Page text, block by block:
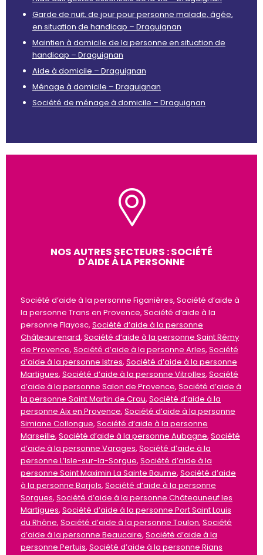
Garde de nuit, de jour pour personne malade, âgée,
en situation de handicap – Draguignan
Maintien à domicile de la personne en situation de
handicap – Draguignan
Aide à domicile – Draguignan
Ménage à domicile – Draguignan
Société de ménage à domicile – Draguignan
NOS AUTRES SECTEURS : SOCIÉTÉ
D'AIDE À LA PERSONNE
Société d’aide à la personne Figanières, Société d’aide à
la personne Trans en Provence, Société d’aide à la
personne Flayosc, Société d’aide à la personne
Châteaurenard, Société d’aide à la personne Saint Rémy
de Provence, Société d’aide à la personne Arles, Société
d’aide à la personne Istres, Société d’aide à la personne
Martigues, Société d’aide à la personne Vitrolles, Société
d’aide à la personne Salon de Provence, Société d’aide à
la personne Saint Martin de Crau, Société d’aide à la
personne Aix en Provence, Société d’aide à la personne
Simiane Collongue, Société d’aide à la personne
Marseille, Société d’aide à la personne Aubagne, Société
d’aide à la personne Varages, Société d’aide à la
personne L’Isle-sur-la-Sorgue, Société d’aide à la
personne Saint Maximin La Sainte Baume, Société d’aide
à la personne Barjols, Société d’aide à la personne
Sorgues, Société d’aide à la personne Châteauneuf les
Martigues, Société d’aide à la personne Port Saint Louis
du Rhône, Société d’aide à la personne Toulon, Société
d’aide à la personne Beaucaire, Société d’aide à la
personne Pertuis, Société d’aide à la personne Rians